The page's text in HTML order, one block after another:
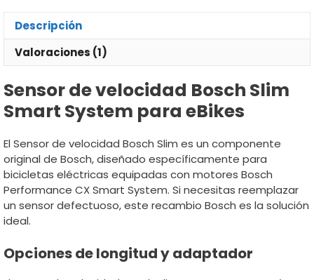
Descripción
Valoraciones (1)
Sensor de velocidad Bosch Slim
Smart System para eBikes
El Sensor de velocidad Bosch Slim es un componente
original de Bosch, diseñado específicamente para
bicicletas eléctricas equipadas con motores Bosch
Performance CX Smart System. Si necesitas reemplazar
un sensor defectuoso, este recambio Bosch es la solución
ideal.
Opciones de longitud y adaptador